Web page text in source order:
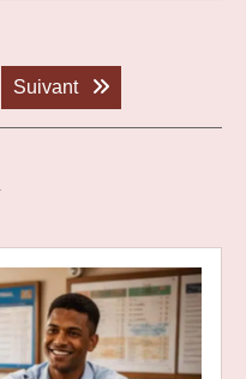
Suivant Next post: